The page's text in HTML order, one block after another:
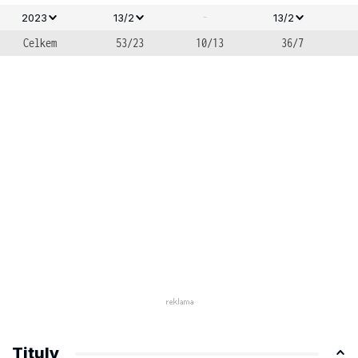
2023 13/2 - 13/2
Celkem 53/23 10/13 36/7
Tituly